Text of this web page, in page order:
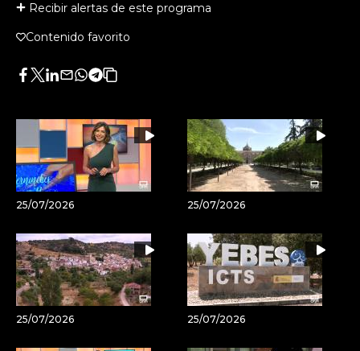
Recibir alertas de este programa
Contenido favorito
Facebook
Twitter
LinkedIn
Enviar
Whatsapp
Telegram
Copiar
artículo
25/07/2026 25/07/2026
25/07/2026 25/07/2026